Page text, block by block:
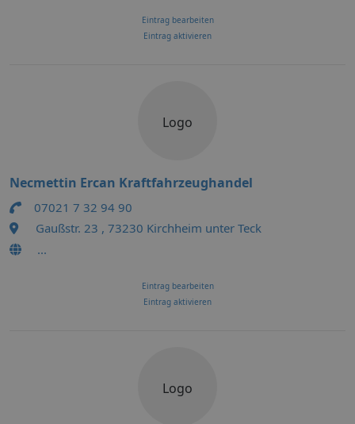
Eintrag bearbeiten
Eintrag aktivieren
Logo
Necmettin Ercan Kraftfahrzeughandel
07021 7 32 94 90
Gaußstr. 23 , 73230 Kirchheim unter Teck
...
Eintrag bearbeiten
Eintrag aktivieren
Logo